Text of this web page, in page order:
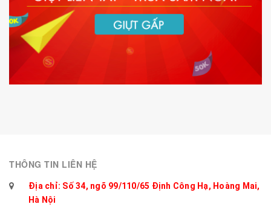
THÔNG TIN LIÊN HỆ
Địa chỉ: Số 34, ngõ 99/110/65 Định Công Hạ, Hoàng Mai,
Hà Nội